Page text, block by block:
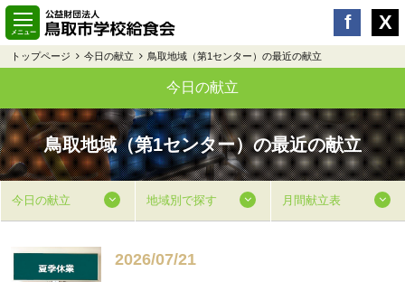
トップページ 今日の献立 鳥取地域（第1センター）の最近の献立
今日の献立
鳥取地域（第1センター）の最近の献立
今日の献立 地域別で探す 月間献立表
2026/07/21